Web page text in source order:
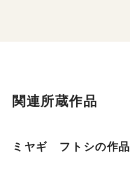
関連所蔵作品
ミヤギ フトシの作品